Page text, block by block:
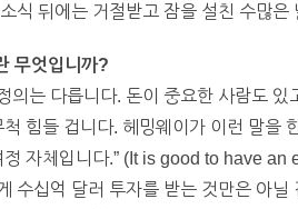
식 뒤에는 거절받고 잠을 설친 수많은
무엇입니까?
의는 다릅니다. 돈이 중요한 사람도
힘들 겁니다. 헤밍웨이가 이런 말을
정 자체입니다.” (It is good to have
수십억 달러 투자를 받는 것만은 아